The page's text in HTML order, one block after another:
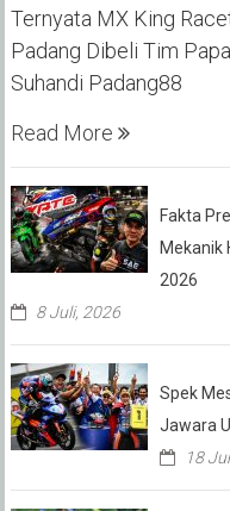
Ternyata MX King
Padang Dibeli Tim
Suhandi Padang88
Read More
Fakta
Mekanik
2026
8 Juli, 2026
Spek
Jawara
18